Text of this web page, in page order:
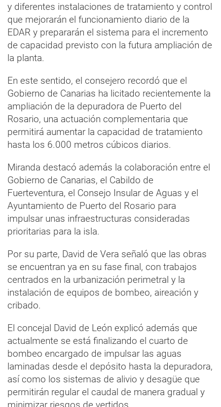
y diferentes instalaciones de tratamiento y control
que mejorarán el funcionamiento diario de la
EDAR y prepararán el sistema para el incremento
de capacidad previsto con la futura ampliación de
la planta.
En este sentido, el consejero recordó que el
Gobierno de Canarias ha licitado recientemente la
ampliación de la depuradora de Puerto del
Rosario, una actuación complementaria que
permitirá aumentar la capacidad de tratamiento
hasta los 6.000 metros cúbicos diarios.
Miranda destacó además la colaboración entre el
Gobierno de Canarias, el Cabildo de
Fuerteventura, el Consejo Insular de Aguas y el
Ayuntamiento de Puerto del Rosario para
impulsar unas infraestructuras consideradas
prioritarias para la isla.
Por su parte, David de Vera señaló que las obras
se encuentran ya en su fase final, con trabajos
centrados en la urbanización perimetral y la
instalación de equipos de bombeo, aireación y
cribado.
El concejal David de León explicó además que
actualmente se está finalizando el cuarto de
bombeo encargado de impulsar las aguas
laminadas desde el depósito hasta la depuradora,
así como los sistemas de alivio y desagüe que
permitirán regular el caudal de manera gradual y
minimizar riesgos de vertidos.